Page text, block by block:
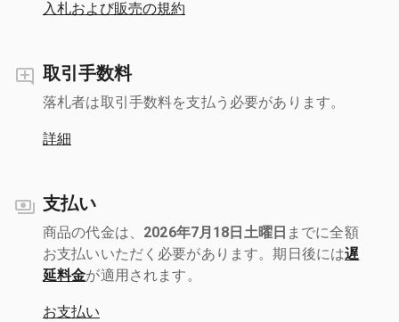
入札および販売の規約
取引手数料
落札者は取引手数料を支払う必要があります。
詳細
支払い
商品の代金は、 2026年7月18日土曜日 までに全額
お支払いいただく必要があります。期日後には遅
延料金が適用されます。
お支払い